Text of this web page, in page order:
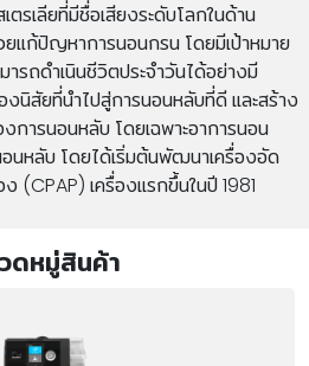
รเลียที่มีชื่อเสียงระดับโลกในด้าน
ยแก้ปัญหาการนอนกรน โดยมีเป้าหมาย
รถดำเนินชีวิตประจำวันได้อย่างมี
นิสัยที่นำไปสู่การนอนหลับที่ดี และสร้าง
การนอนหลับ โดยเฉพาะอาการนอน
นหลับ โดยได้เริ่มต้นพัฒนาเครื่องอัด
(CPAP) เครื่องแรกขึ้นในปี 1981
ดหมู่สินค้า